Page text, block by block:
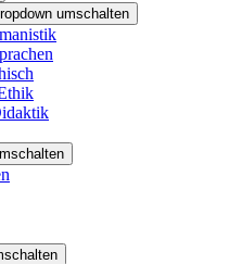
umschalten